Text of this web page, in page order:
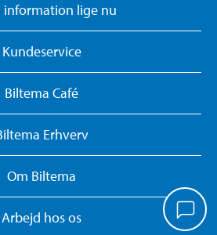
information lige nu
Kundeservice
Biltema Café
Erhverv
Om Biltema
Arbejd hos os